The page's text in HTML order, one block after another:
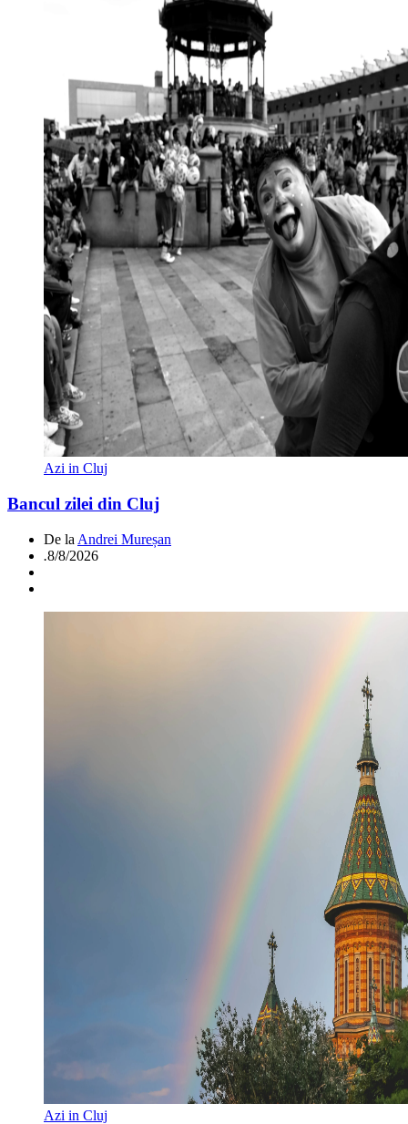
Azi in Cluj
Bancul zilei din Cluj
De la Andrei Mureșan
.8/8/2026
Azi in Cluj